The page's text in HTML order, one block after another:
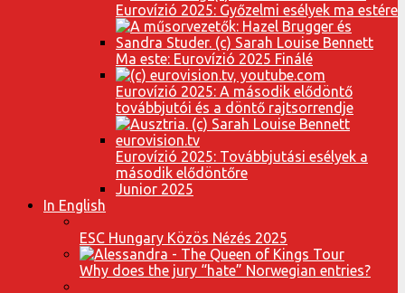
Eurovízió 2025: Győzelmi esélyek ma estére
Ma este: Eurovízió 2025 Finálé
Eurovízió 2025: A második elődöntő
továbbjutói és a döntő rajtsorrendje
Eurovízió 2025: Továbbjutási esélyek a
második elődöntőre
Junior 2025
In English
ESC Hungary Közös Nézés 2025
Why does the jury “hate” Norwegian entries?